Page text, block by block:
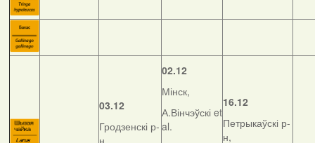
03.12
Гродзенскі р-
н,
02.12
Мінск,
А.Вінчэўскі et
al.
16.12
Петрыкаўскі р-
н,